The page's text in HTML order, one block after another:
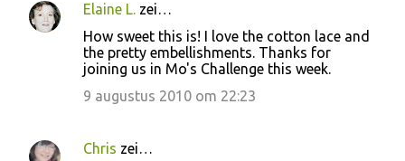
Elaine L. zei…
How sweet this is! I love the cotton lace and
the pretty embellishments. Thanks for
joining us in Mo's Challenge this week.
9 augustus 2010 om 22:23
Chris zei…